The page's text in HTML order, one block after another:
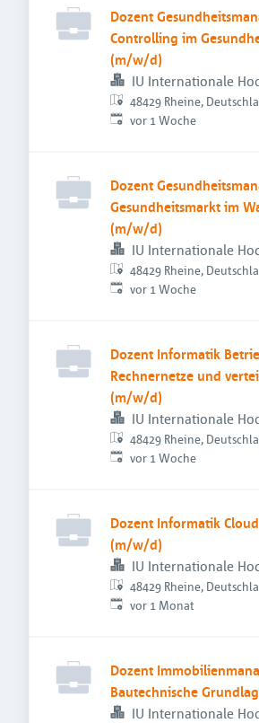
Dozent
Controlling im
(m/w/d)
IU Internationale
48429 Rheine,
Veröffentlicht:
vor 1 Woche
Dozent
Gesundheitsmarkt im
(m/w/d)
IU Internationale
48429 Rheine,
Veröffentlicht:
vor 1 Woche
Dozent Informatik
Rechnernetze und
(m/w/d)
IU Internationale
48429 Rheine,
Veröffentlicht:
vor 1 Woche
Dozent Informatik
(m/w/d)
IU Internationale
48429 Rheine,
Veröffentlicht:
vor 1 Monat
Dozent
Bautechnische
IU Internationale